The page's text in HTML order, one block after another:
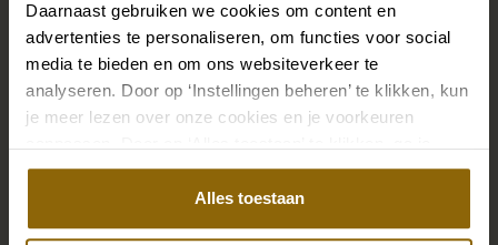
Daarnaast gebruiken we cookies om content en
advertenties te personaliseren, om functies voor social
media te bieden en om ons websiteverkeer te
analyseren. Door op ‘Instellingen beheren’ te klikken, kun
je meer lezen over onze cookies en je voorkeuren
akkoord met het gebruik van alle cookies.
Alles toestaan
precies bij je bruidsjurk passen of een prachtige sluier,
haarband of haarspeld voor je bruidskapsel: jouw
bruidslook is pas af met bijpassende accessoires. Met
onze grote accessoire winkel met accessoires voor
jouw jurk of trouwkostuum.
Ga naar accessoires